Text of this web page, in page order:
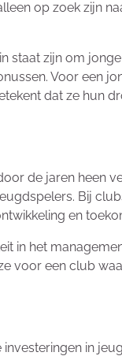
op zoek zijn
staat zijn om
Voor een
dat ze hun
de jaren heen
Bij
en
in het
voor een club
in